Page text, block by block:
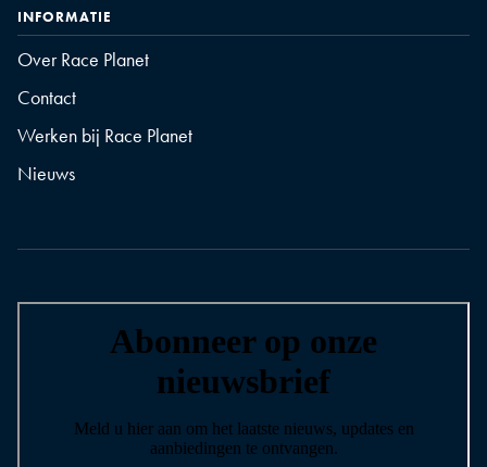
INFORMATIE
Over Race Planet
Contact
Werken bij Race Planet
Nieuws